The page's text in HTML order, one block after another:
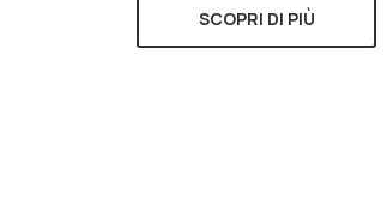
SCOPRI DI PIÙ